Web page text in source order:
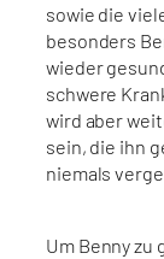
sowie die
besonders
wieder
schwere
wird aber
sein, die ihn
niemals
Um Benny zu